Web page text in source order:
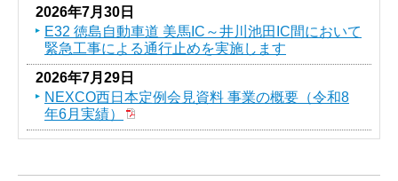
2026年7月30日
E32 徳島自動車道 美馬IC～井川池田IC間において
緊急工事による通行止めを実施します
2026年7月29日
NEXCO西日本定例会見資料 事業の概要（令和8
年6月実績）